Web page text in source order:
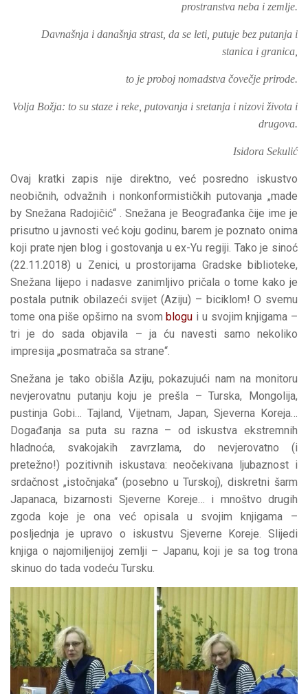
prostranstva neba i zemlje.
Davnašnja i današnja strast, da se leti, putuje bez putanja i
stanica i granica,
to je proboj nomadstva čovečje prirode.
Volja Božja: to su staze i reke, putovanja i sretanja i nizovi života i
drugova.
Isidora Sekulić
Ovaj kratki zapis nije direktno, već posredno iskustvo
neobičnih, odvažnih i nonkonformističkih putovanja „made
by Snežana Radojičić“ . Snežana je Beograđanka čije ime je
prisutno u javnosti već koju godinu, barem je poznato onima
koji prate njen blog i gostovanja u ex-Yu regiji. Tako je sinoć
(22.11.2018) u Zenici, u prostorijama Gradske biblioteke,
Snežana lijepo i nadasve zanimljivo pričala o tome kako je
postala putnik obilazeći svijet (Aziju) – biciklom! O svemu
tome ona piše opširno na svomblogu i u svojim knjigama –
tri je do sada objavila – ja ću navesti samo nekoliko
impresija „posmatrača sa strane“.
Snežana je tako obišla Aziju, pokazujući nam na monitoru
nevjerovatnu putanju koju je prešla – Turska, Mongolija,
pustinja Gobi… Tajland, Vijetnam, Japan, Sjeverna Koreja…
Događanja sa puta su razna – od iskustva ekstremnih
hladnoća, svakojakih zavrzlama, do nevjerovatno (i
pretežno!) pozitivnih iskustava: neočekivana ljubaznost i
srdačnost „istočnjaka“ (posebno u Turskoj), diskretni šarm
Japanaca, bizarnosti Sjeverne Koreje… i mnoštvo drugih
zgoda koje je ona već opisala u svojim knjigama –
posljednja je upravo o iskustvu Sjeverne Koreje. Slijedi
knjiga o najomiljenijoj zemlji – Japanu, koji je sa tog trona
skinuo do tada vodeću Tursku.